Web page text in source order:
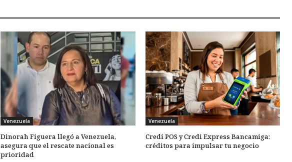
Venezuela
Dinorah Figuera llegó a Venezuela,
asegura que el rescate nacional es
prioridad
Venezuela
Credi POS y Credi Express Bancamiga:
créditos para impulsar tu negocio